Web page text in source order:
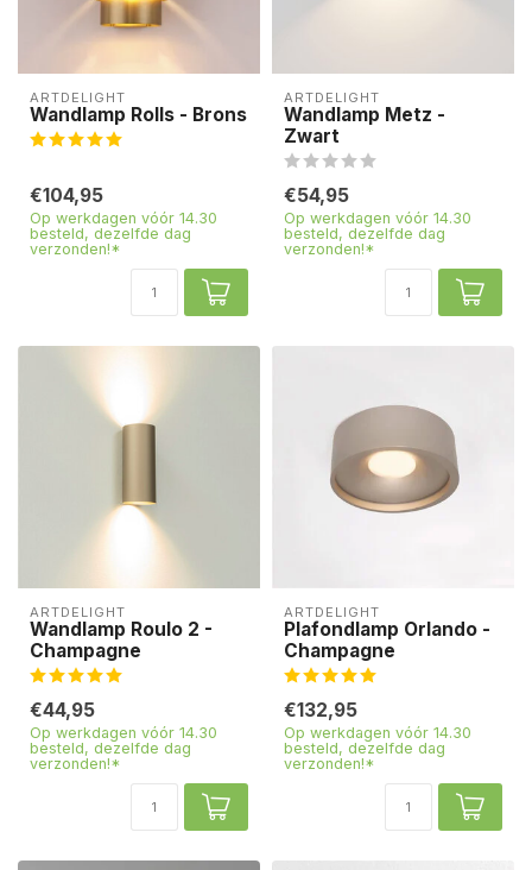
ARTDELIGHT
Wandlamp Rolls - Brons
€104,95
Op werkdagen vóór 14.30
besteld, dezelfde dag
verzonden!*
ARTDELIGHT
Wandlamp Metz -
Zwart
€54,95
Op werkdagen vóór 14.30
besteld, dezelfde dag
verzonden!*
ARTDELIGHT
Wandlamp Roulo 2 -
Champagne
€44,95
Op werkdagen vóór 14.30
besteld, dezelfde dag
verzonden!*
ARTDELIGHT
Plafondlamp Orlando -
Champagne
€132,95
Op werkdagen vóór 14.30
besteld, dezelfde dag
verzonden!*